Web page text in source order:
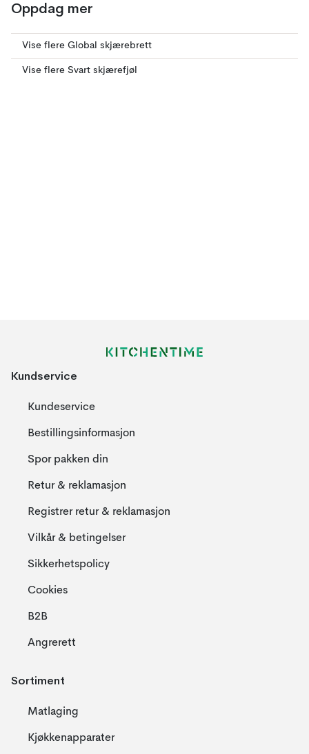
Oppdag mer
Vise flere Global skjærebrett
Vise flere Svart skjærefjøl
Kundservice
Kundeservice
Bestillingsinformasjon
Spor pakken din
Retur & reklamasjon
Registrer retur & reklamasjon
Vilkår & betingelser
Sikkerhetspolicy
Cookies
B2B
Angrerett
Sortiment
Matlaging
Kjøkkenapparater